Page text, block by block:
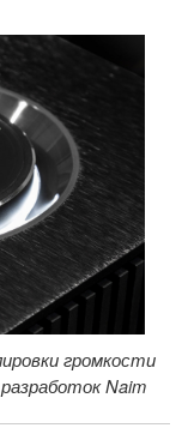
громкости
Naim